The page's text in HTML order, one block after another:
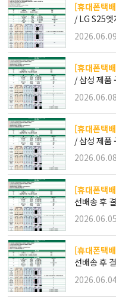
[휴대폰택
/ LG S25
상품 지급 /
2026.06.09
[휴대폰택
/ 삼성 제품
제 / 전국택
2026.06.08
[휴대폰택
/ 삼성 제품
제 / 전국택
2026.06.08
[휴대폰택
선배송 후
2026.06.05
[휴대폰택
선배송 후